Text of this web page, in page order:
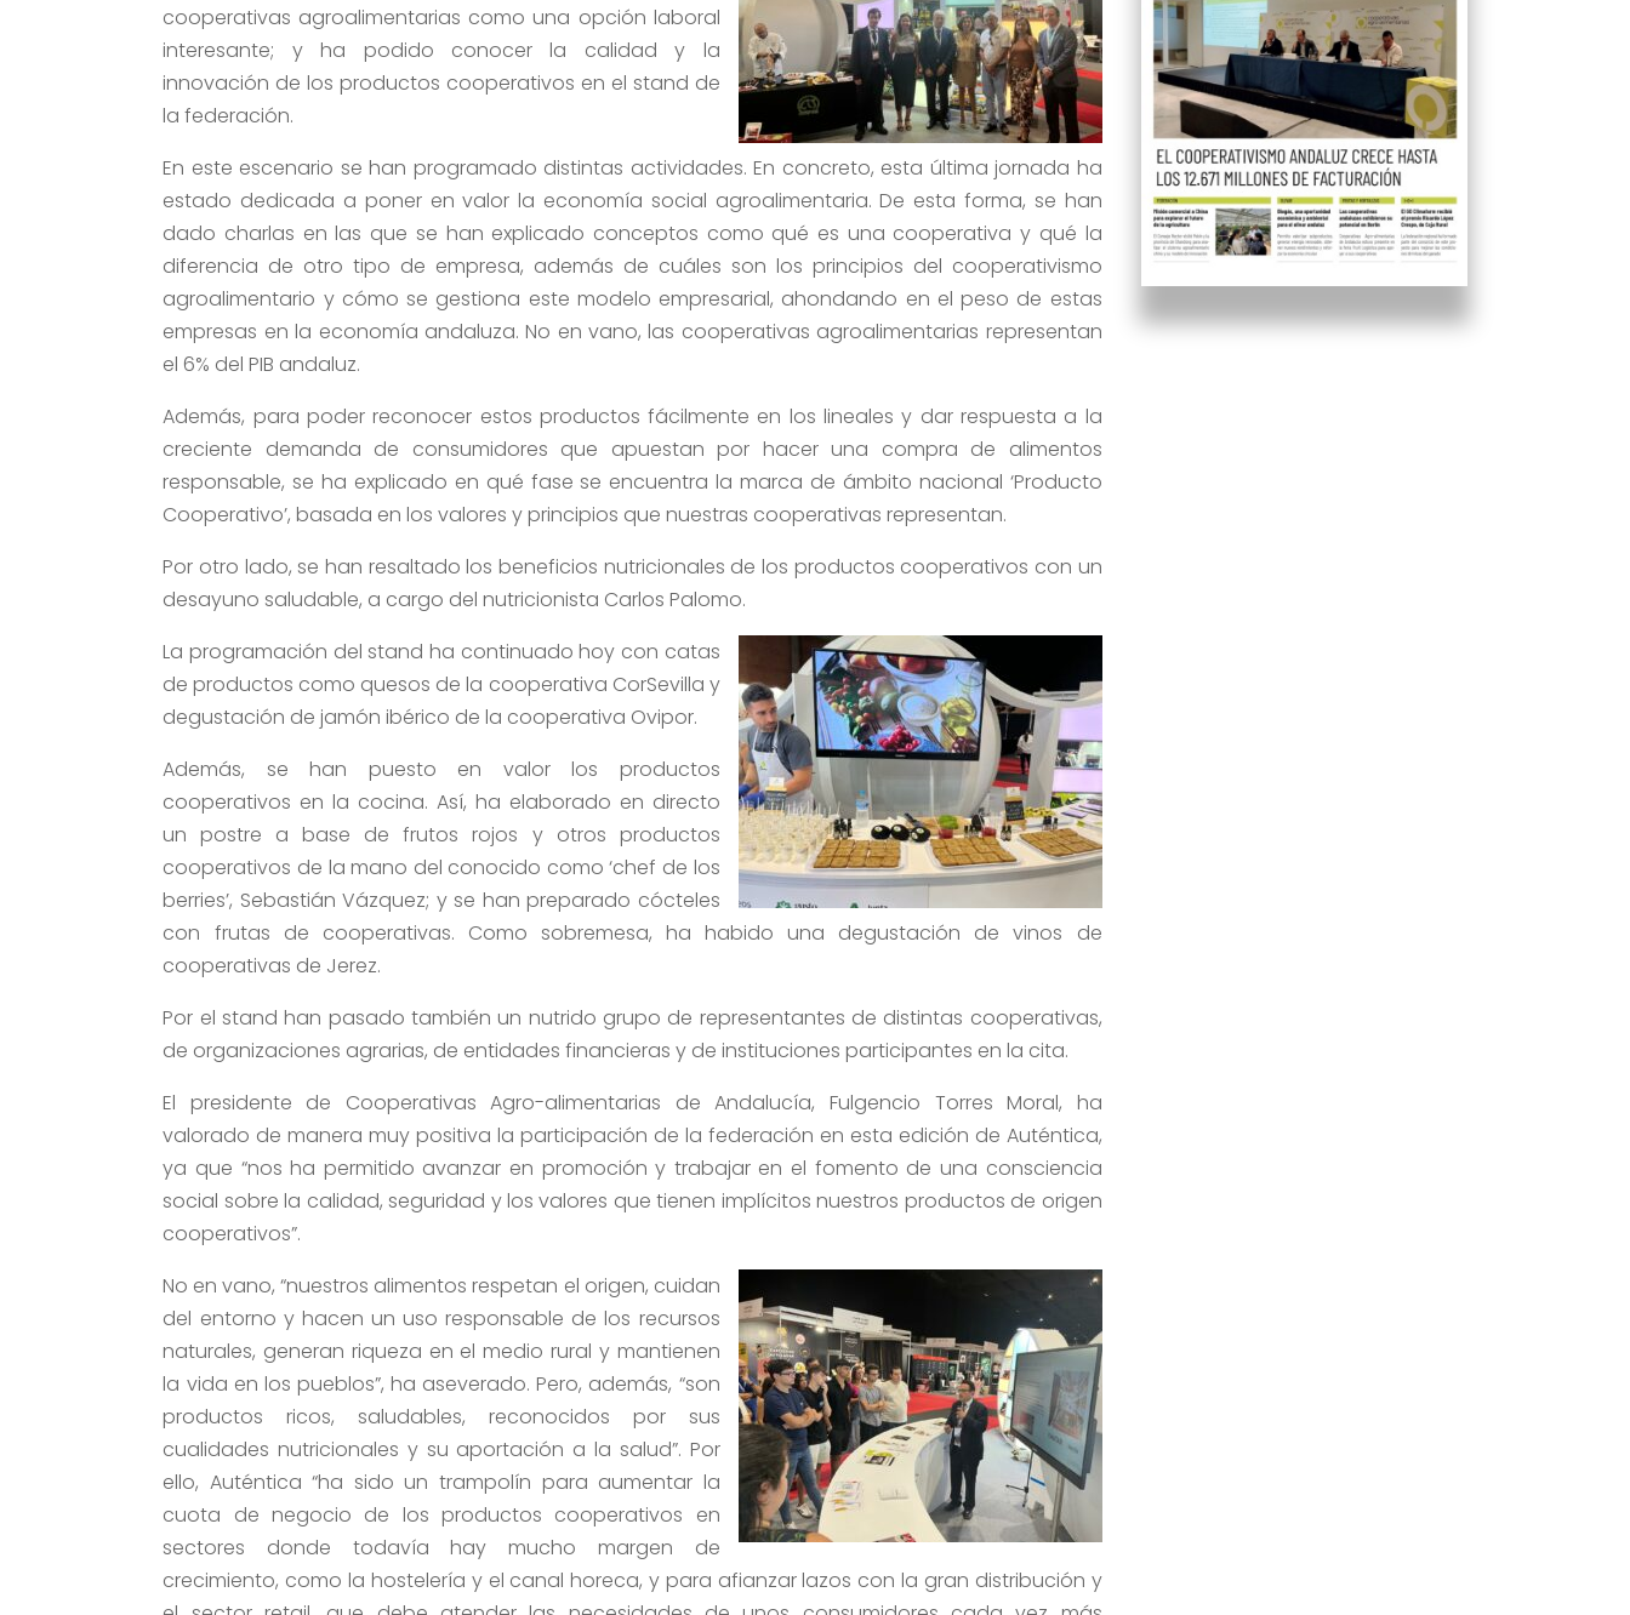
cooperativas agroalimentarias como una opción laboral
interesante; y ha podido conocer la calidad y la
innovación de los productos cooperativos en el stand de
la federación.
En este escenario se han programado distintas actividades. En concreto, esta última jornada ha
estado dedicada a poner en valor la economía social agroalimentaria. De esta forma, se han
dado charlas en las que se han explicado conceptos como qué es una cooperativa y qué la
diferencia de otro tipo de empresa, además de cuáles son los principios del cooperativismo
agroalimentario y cómo se gestiona este modelo empresarial, ahondando en el peso de estas
empresas en la economía andaluza. No en vano, las cooperativas agroalimentarias representan
el 6% del PIB andaluz.
Además, para poder reconocer estos productos fácilmente en los lineales y dar respuesta a la
creciente demanda de consumidores que apuestan por hacer una compra de alimentos
responsable, se ha explicado en qué fase se encuentra la marca de ámbito nacional ‘Producto
Cooperativo’, basada en los valores y principios que nuestras cooperativas representan.
Por otro lado, se han resaltado los beneficios nutricionales de los productos cooperativos con un
desayuno saludable, a cargo del nutricionista Carlos Palomo.
La programación del stand ha continuado hoy con catas
de productos como quesos de la cooperativa CorSevilla y
degustación de jamón ibérico de la cooperativa Ovipor.
Además, se han puesto en valor los productos
cooperativos en la cocina. Así, ha elaborado en directo
un postre a base de frutos rojos y otros productos
cooperativos de la mano del conocido como ‘chef de los
berries’, Sebastián Vázquez; y se han preparado cócteles
con frutas de cooperativas. Como sobremesa, ha habido una degustación de vinos de
cooperativas de Jerez.
Por el stand han pasado también un nutrido grupo de representantes de distintas cooperativas,
de organizaciones agrarias, de entidades financieras y de instituciones participantes en la cita.
El presidente de Cooperativas Agro-alimentarias de Andalucía, Fulgencio Torres Moral, ha
valorado de manera muy positiva la participación de la federación en esta edición de Auténtica,
ya que “nos ha permitido avanzar en promoción y trabajar en el fomento de una consciencia
social sobre la calidad, seguridad y los valores que tienen implícitos nuestros productos de origen
cooperativos”.
No en vano, “nuestros alimentos respetan el origen, cuidan
del entorno y hacen un uso responsable de los recursos
naturales, generan riqueza en el medio rural y mantienen
la vida en los pueblos”, ha aseverado. Pero, además, “son
productos ricos, saludables, reconocidos por sus
cualidades nutricionales y su aportación a la salud”. Por
ello, Auténtica “ha sido un trampolín para aumentar la
cuota de negocio de los productos cooperativos en
sectores donde todavía hay mucho margen de
crecimiento, como la hostelería y el canal horeca, y para afianzar lazos con la gran distribución y